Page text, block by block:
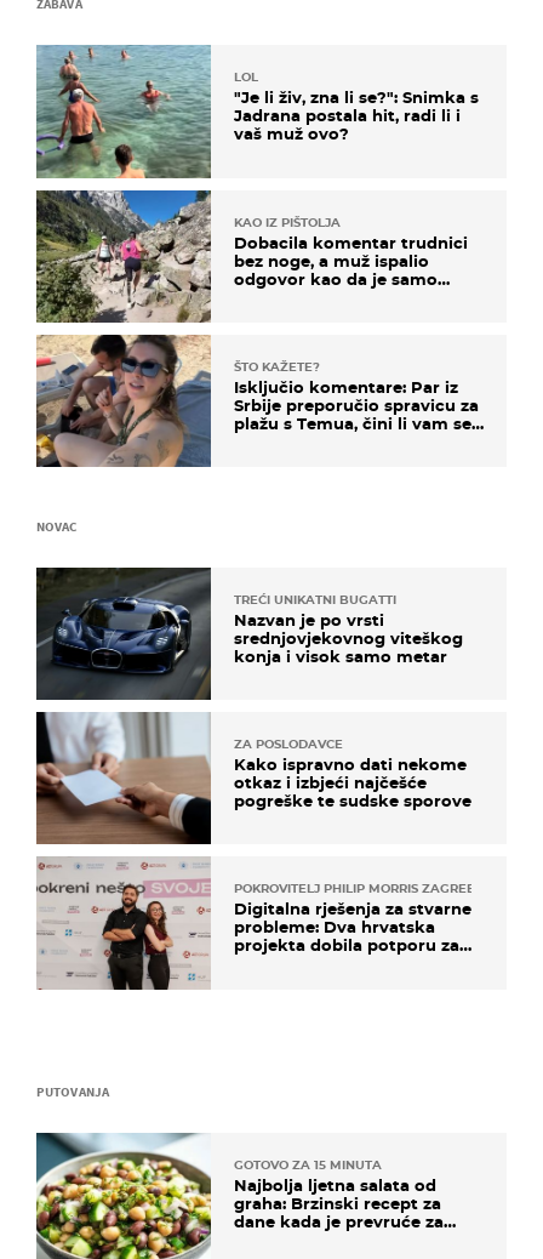
ZABAVA
LOL
"Je li živ, zna li se?": Snimka s
Jadrana postala hit, radi li i
vaš muž ovo?
KAO IZ PIŠTOLJA
Dobacila komentar trudnici
bez noge, a muž ispalio
odgovor kao da je samo
ŠTO KAŽETE?
Isključio komentare: Par iz
Srbije preporučio spravicu za
plažu s Temua, čini li vam se
PUTOVANJA
GOTOVO ZA 15 MINUTA
Najbolja ljetna salata od
graha: Brzinski recept za
dane kada je prevruće za
NOVAC
TREĆI UNIKATNI BUGATTI
Nazvan je po vrsti
srednjovjekovnog viteškog
konja i visok samo metar
ZA POSLODAVCE
Kako ispravno dati nekome
otkaz i izbjeći najčešće
pogreške te sudske sporove
POKROVITELJ PHILIP MORRIS ZAGREB
Digitalna rješenja za stvarne
probleme: Dva hrvatska
projekta dobila potporu za